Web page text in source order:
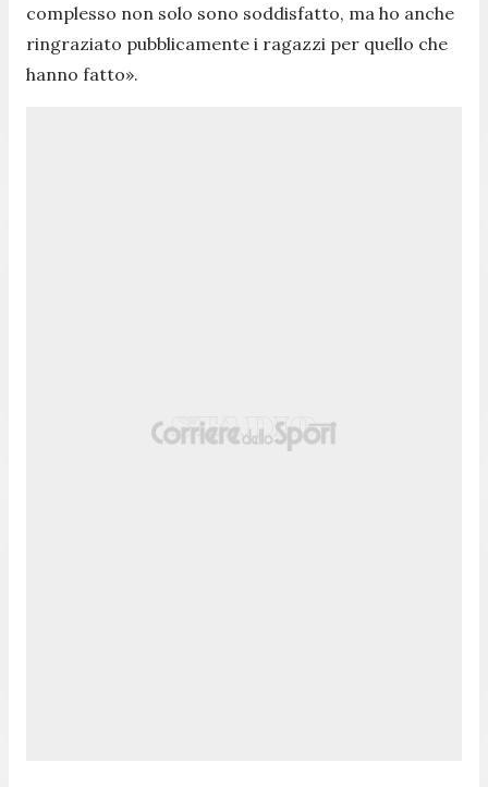
complesso non solo sono soddisfatto, ma ho anche
ringraziato pubblicamente i ragazzi per quello che
hanno fatto».